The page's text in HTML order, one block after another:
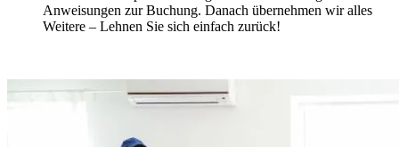
Anweisungen zur Buchung. Danach übernehmen wir alles
Weitere – Lehnen Sie sich einfach zurück!